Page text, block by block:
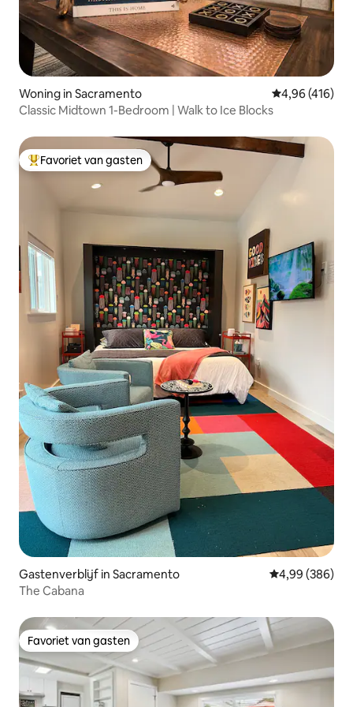
Woning in Sacramento Gemiddelde
4,96 (416)
Classic Midtown 1-Bedroom | Walk to Ice Blocks
Topfavoriet van gasten
Favoriet van gasten
Gastenverblijf in Sacramento Gemiddelde
4,99 (386)
The Cabana
Favoriet van gasten
Favoriet van gasten